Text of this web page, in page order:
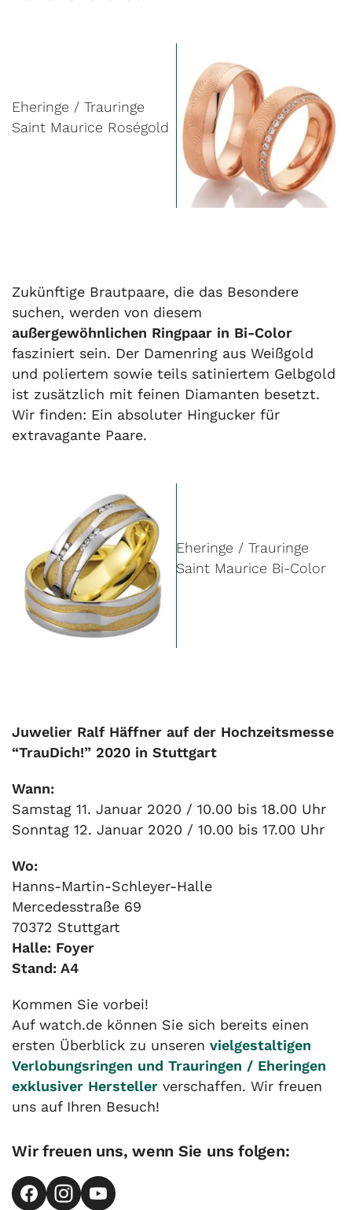
Eheringe / Trauringe
Saint Maurice Roségold
Zukünftige Brautpaare, die das Besondere
suchen, werden von diesem
außergewöhnlichen Ringpaar in Bi-Color
fasziniert sein. Der Damenring aus Weißgold
und poliertem sowie teils satiniertem Gelbgold
ist zusätzlich mit feinen Diamanten besetzt.
Wir finden: Ein absoluter Hingucker für
extravagante Paare.
Eheringe / Trauringe
Saint Maurice Bi-Color
Juwelier Ralf Häffner auf der Hochzeitsmesse
“TrauDich!” 2020 in Stuttgart
Wann:
Samstag 11. Januar 2020 / 10.00 bis 18.00 Uhr
Sonntag 12. Januar 2020 / 10.00 bis 17.00 Uhr
Wo:
Hanns-Martin-Schleyer-Halle
Mercedesstraße 69
70372 Stuttgart
Halle: Foyer
Stand: A4
Kommen Sie vorbei!
Auf watch.de können Sie sich bereits einen
ersten Überblick zu unseren vielgestaltigen
Verlobungsringen und Trauringen / Eheringen
exklusiver Hersteller verschaffen. Wir freuen
uns auf Ihren Besuch!
Wir freuen uns, wenn Sie uns folgen: